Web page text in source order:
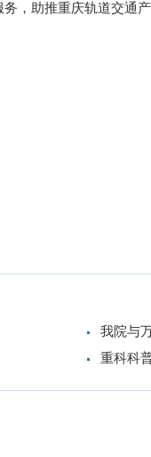
，助推重庆轨道交通
我院与
重科科